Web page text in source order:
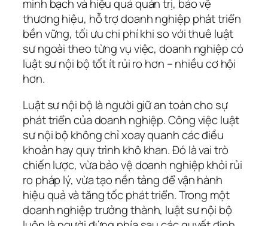
minh bạch và hiệu quả quản trị, bảo vệ
thương hiệu, hỗ trợ doanh nghiệp phát triển
bền vững, tối ưu chi phí khi so với thuê luật
sư ngoài theo từng vụ việc, doanh nghiệp có
luật sư nội bộ tốt ít rủi ro hơn – nhiều cơ hội
hơn.
Luật sư nội bộ là người giữ an toàn cho sự
phát triển của doanh nghiệp. Công việc luật
sư nội bộ không chỉ xoay quanh các điều
khoản hay quy trình khô khan. Đó là vai trò
chiến lược, vừa bảo vệ doanh nghiệp khỏi rủi
ro pháp lý, vừa tạo nền tảng để vận hành
hiệu quả và tăng tốc phát triển. Trong một
doanh nghiệp trưởng thành, luật sư nội bộ